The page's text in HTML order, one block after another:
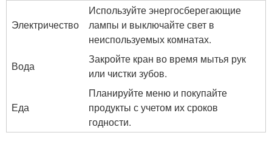
Электричество
Используйте энергосберегающие
лампы и выключайте свет в
неиспользуемых комнатах.
Вода
Закройте кран во время мытья рук
или чистки зубов.
Еда
Планируйте меню и покупайте
продукты с учетом их сроков
годности.